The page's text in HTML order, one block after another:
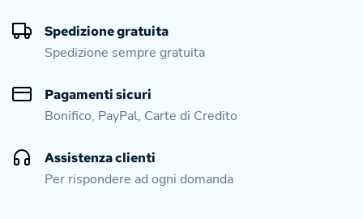
Spedizione gratuita
Spedizione sempre gratuita
Pagamenti sicuri
Bonifico, PayPal, Carte di Credito
Assistenza clienti
Per rispondere ad ogni domanda